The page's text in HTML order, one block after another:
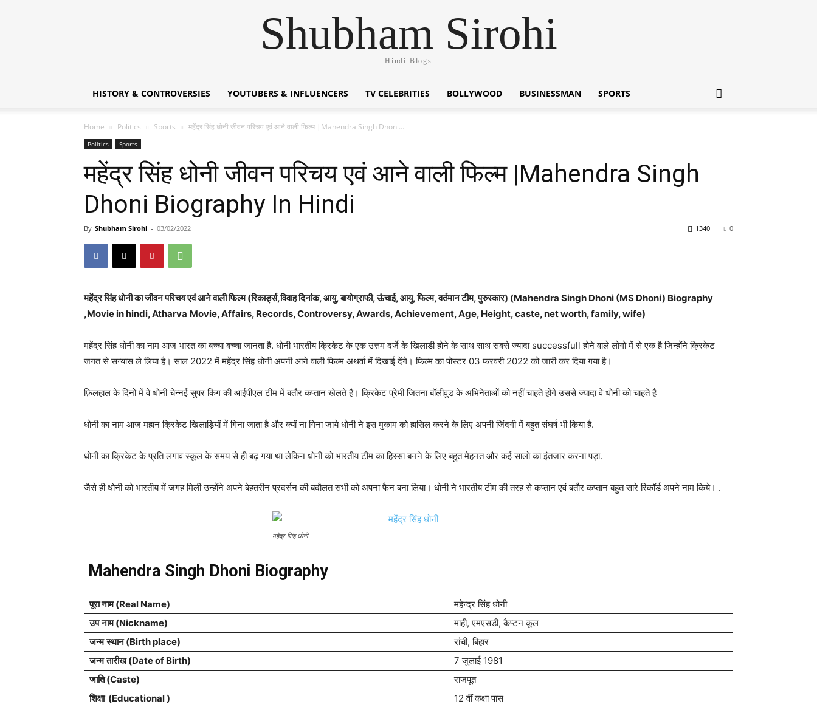
Shubham Sirohi
Hindi Blogs
HISTORY & CONTROVERSIES YOUTUBERS & INFLUENCERS TV CELEBRITIES BOLLYWOOD BUSINESSMAN SPORTS
Home Politics Sports महेंद्र सिंह धोनी जीवन परिचय एवं आने वाली फिल्म |Mahendra Singh Dhoni...
Politics Sports
महेंद्र सिंह धोनी जीवन परिचय एवं आने वाली फिल्म |Mahendra Singh
Dhoni Biography In Hindi
By Shubham Sirohi - 03/02/2022 0
1340
महेंद्र सिंह धोनी का जीवन परिचय एवं आने वाली फिल्म (रिकार्ड्स,विवाह दिनांक, आयु, बायोग्राफी, ऊंचाई, आयु, फिल्म, वर्तमान टीम, पुरुस्कार) (Mahendra Singh Dhoni (MS Dhoni) Biography
,Movie in hindi, Atharva Movie,Affairs, Records, Controversy, Awards, Achievement, Age, Height, caste, net worth, family, wife)
महेंद्र सिंह धोनी का नाम आज भारत का बच्चा बच्चा जानता है. धोनी भारतीय क्रिकेट के एक उत्तम दर्जे के खिलाडी होने के साथ साथ सबसे ज्यादा successfull होने वाले लोगो में से एक है जिन्होंने क्रिकेट
जगत से सन्यास ले लिया है। साल 2022 में महेंद्र सिंह धोनी अपनी आने वाली फिल्म अथर्वा में दिखाई देंगे। फिल्म का पोस्टर 03 फरवरी 2022 को जारी कर दिया गया है।
फ़िलहाल के दिनों में वे धोनी चेन्नई सुपर किंग की आईपीएल टीम में बतौर कप्तान खेलते है। क्रिकेट प्रेमी जितना बॉलीवुड के अभिनेताओं को नहीं चाहते होंगे उससे ज्यादा वे धोनी को चाहते है
धोनी का नाम आज महान क्रिकेट खिलाड़ियों में गिना जाता है और क्यों ना गिना जाये धोनी ने इस मुकाम को हासिल करने के लिए अपनी जिंदगी में बहुत संघर्ष भी किया है.
धोनी का क्रिकेट के प्रति लगाव स्कूल के समय से ही बढ़ गया था लेकिन धोनी को भारतीय टीम का हिस्सा बनने के लिए बहुत मेहनत और कई सालो का इंतजार करना पड़ा.
जैसे ही धोनी को भारतीय में जगह मिली उन्होंने अपने बेहतरीन प्रदर्सन की बदौलत सभी को अपना फैन बना लिया। धोनी ने भारतीय टीम की तरह से कप्तान एवं बतौर कप्तान बहुत सारे रिकॉर्ड अपने नाम किये। .
महेंद्र सिंह धोनी
Mahendra Singh Dhoni Biography
पूरा नाम (Real Name)
महेन्द्र सिंह धोनी
उप नाम(Nickname)
माही, एमएसडी, कैप्टन कूल
जन्म स्थान(Birth place)
रांची, बिहार
जन्म तारीख(Date of Birth)
7 जुलाई 1981
जाति (Caste)
राजपूत
शिक्षा (Educational )
12 वीं कक्षा पास